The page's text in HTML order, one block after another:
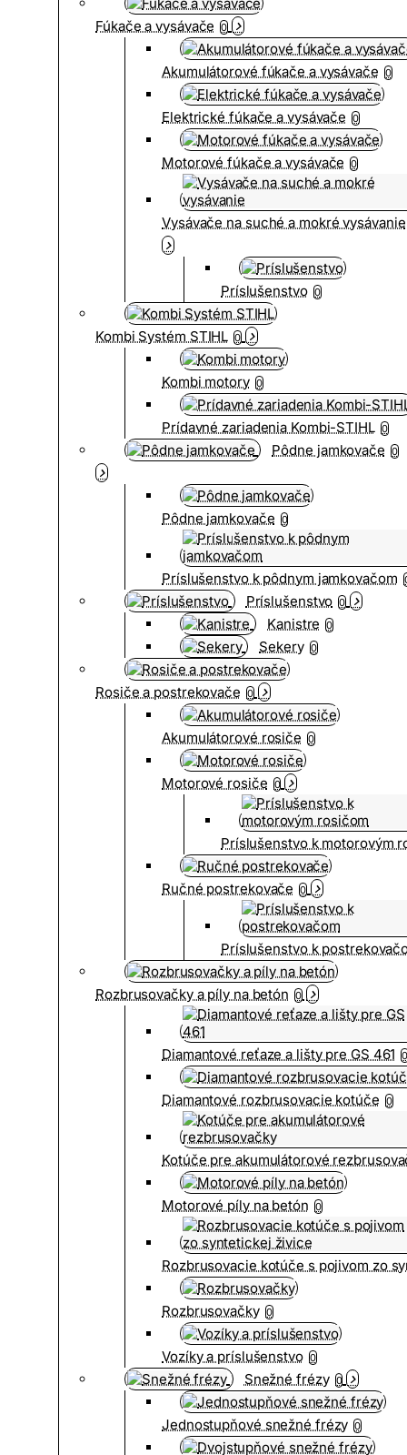
Fúkače a vysávače 0
Akumulátorové fúkače a vysávače 0
Elektrické fúkače a vysávače 0
Motorové fúkače a vysávače 0
Vysávače na suché a mokré vysávanie
Príslušenstvo 0
Kombi Systém STIHL 0
Kombi motory 0
Prídavné zariadenia Kombi-STIHL 0
Pôdne jamkovače 0
Pôdne jamkovače 0
Príslušenstvo k pôdnym jamkovačom
Príslušenstvo 0
Kanistre 0
Sekery 0
Rosiče a postrekovače 0
Akumulátorové rosiče 0
Motorové rosiče 0
Príslušenstvo k motorovým
Ručné postrekovače 0
Príslušenstvo k
Rozbrusovačky a píly na betón 0
Diamantové reťaze a lišty pre GS 461
Diamantové rozbrusovacie kotúče 0
Kotúče pre akumulátorové
Motorové píly na betón 0
Rozbrusovacie kotúče s pojivom zo
Rozbrusovačky 0
Vozíky a príslušenstvo 0
Snežné frézy 0
Jednostupňové snežné frézy 0